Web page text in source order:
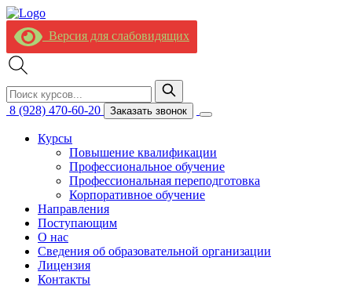
Версия для слабовидящих
8 (928) 470-60-20 Заказать звонок
Курсы
Повышение квалификации
Профессиональное обучение
Профессиональная переподготовка
Корпоративное обучение
Направления
Поступающим
О нас
Сведения об образовательной организации
Лицензия
Контакты